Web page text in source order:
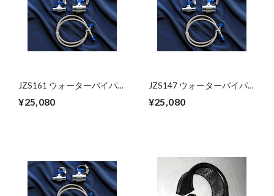
JZS161 ウォーターバイパ
¥25,080
JZS147 ウォーターバイパ
¥25,080